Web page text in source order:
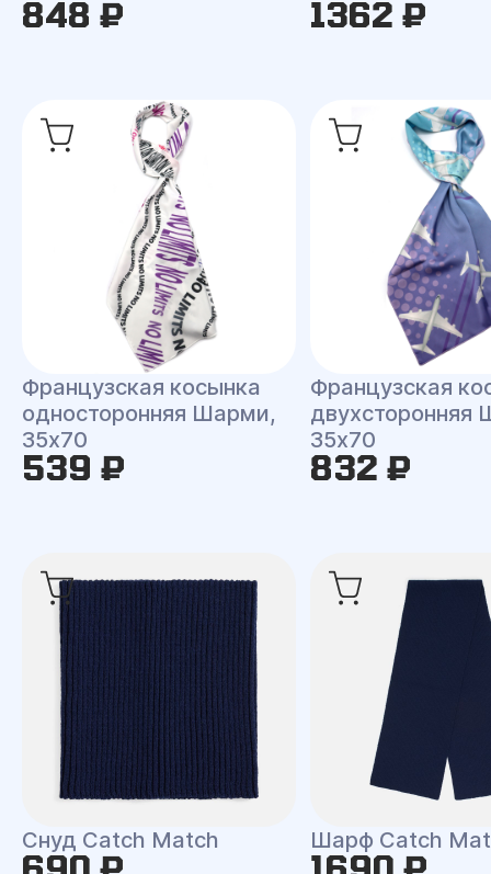
848 ₽ 1362 ₽
Французская косынка
односторонняя Шарми,
35х70
539 ₽
Французская
двухсторонняя
35х70
832 ₽
Снуд Catch Match Шарф Catch